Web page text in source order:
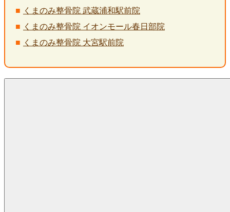
くまのみ整骨院 武蔵浦和駅前院
くまのみ整骨院 イオンモール春日部院
くまのみ整骨院 大宮駅前院